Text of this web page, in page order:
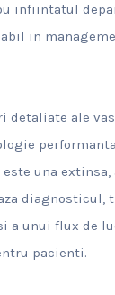
infiintatul
in
detaliate ale
una extinsa,
diagnosticul,
a unui flux de
pacienti.